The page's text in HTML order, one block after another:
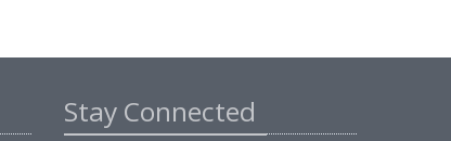
Stay Connected